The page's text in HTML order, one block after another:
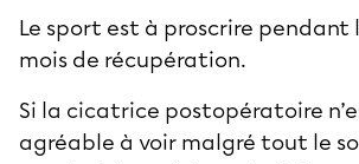
Le sport est à proscrire pendant
mois de récupération.
Si la cicatrice postopératoire
agréable à voir malgré tout le